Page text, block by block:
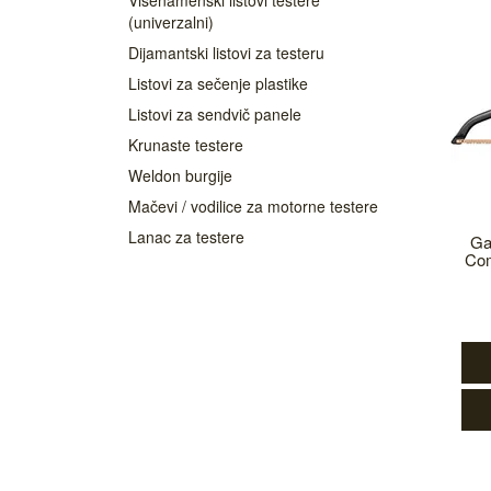
(univerzalni)
Dijamantski listovi za testeru
Listovi za sečenje plastike
Listovi za sendvič panele
Krunaste testere
Weldon burgije
Mačevi / vodilice za motorne testere
Lanac za testere